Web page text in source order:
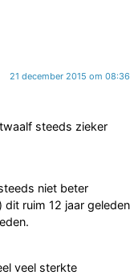
21 december 2015 om 08:36
steeds zieker
niet beter
dit ruim 12 jaar geleden
veel sterkte